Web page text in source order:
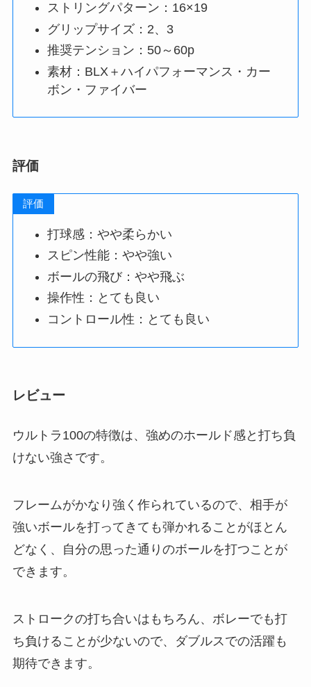
ストリングパターン：16×19
グリップサイズ：2、3
推奨テンション：50～60p
素材：BLX＋ハイパフォーマンス・カー
ボン・ファイバー
評価
評価
打球感：やや柔らかい
スピン性能：やや強い
ボールの飛び：やや飛ぶ
操作性：とても良い
コントロール性：とても良い
レビュー
ウルトラ100の特徴は、強めのホールド感と打ち負
けない強さです。
フレームがかなり強く作られているので、相手が
強いボールを打ってきても弾かれることがほとん
どなく、自分の思った通りのボールを打つことが
できます。
ストロークの打ち合いはもちろん、ボレーでも打
ち負けることが少ないので、ダブルスでの活躍も
期待できます。